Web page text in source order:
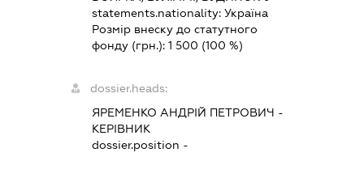
statements.nationality: Україна
Розмір внеску до статутного
фонду (грн.): 1 500 (100 %)
dossier.heads:
ЯРЕМЕНКО АНДРІЙ ПЕТРОВИЧ -
КЕРІВНИК
dossier.position -